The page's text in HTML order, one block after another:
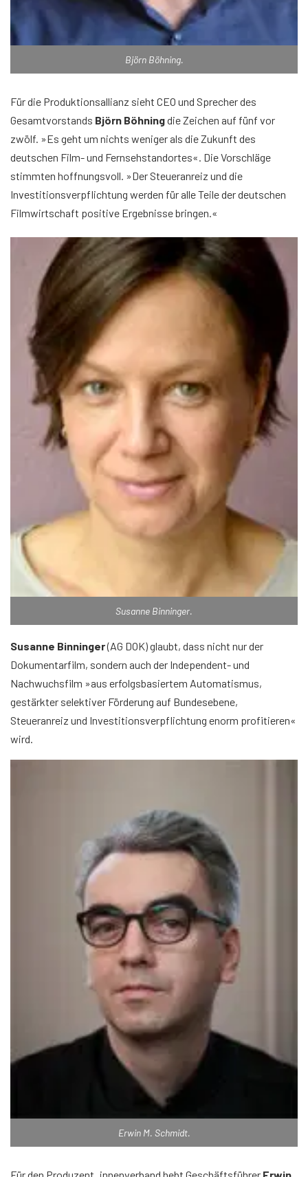
Björn Böhning.
Für die Produktionsallianz sieht CEO und Sprecher des
Gesamtvorstands Björn Böhningdie Zeichen auf fünf vor
zwölf. »Es geht um nichts weniger als die Zukunft des
deutschen Film- und Fernsehstandortes«. Die Vorschläge
stimmten hoffnungsvoll. »Der Steueranreiz und die
Investitionsverpflichtung werden für alle Teile der deutschen
Filmwirtschaft positive Ergebnisse bringen.«
Susanne Binninger.
Susanne Binninger(AG DOK) glaubt, dass nicht nur der
Dokumentarfilm, sondern auch der Independent- und
Nachwuchsfilm »aus erfolgsbasiertem Automatismus,
gestärkter selektiver Förderung auf Bundesebene,
Steueranreiz und Investitionsverpflichtung enorm profitieren«
wird.
Erwin M. Schmidt.